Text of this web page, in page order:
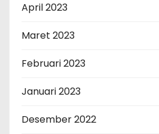
April 2023
Maret 2023
Februari 2023
Januari 2023
Desember 2022